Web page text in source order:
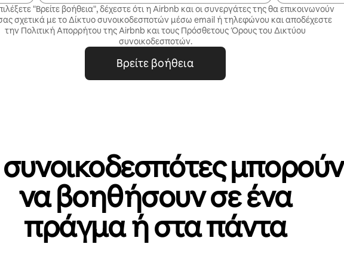
"Βρείτε βοήθεια", δέχεστε ότι η Airbnb και οι συνεργάτες της θα επικοινωνούν
σχετικά με το Δίκτυο συνοικοδεσποτών μέσω email ή τηλεφώνου και αποδέχεστε
την Πολιτική Απορρήτου της Airbnb και τους Πρόσθετους Όρους του Δικτύου
συνοικοδεσποτών.
Βρείτε βοήθεια
μπορούν
να βοηθήσουν σε ένα
πράγμα ή στα πάντα